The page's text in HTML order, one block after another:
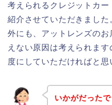
考えられるクレジットカ
紹介させていただきまし
外にも、アットレンズの
えない原因は考えられま
度にしていただければと思
いかがだった